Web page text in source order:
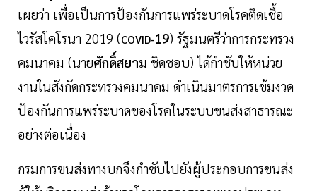
เผยว่า เพื่อเป็นการป้องกันการแพร่ระบาดโรคติดเชื้อ
ไวรัสโคโรนา 2019 (COVID-19) รัฐมนตรีว่าการกระทรวง
คมนาคม (นายศักดิ์สยาม ชิดชอบ) ได้กำชับให้หน่วย
งานในสังกัดกระทรวงคมนาคม ดำเนินมาตรการเข้มงวด
ป้องกันการแพร่ระบาดของโรคในระบบขนส่งสาธารณะ
อย่างต่อเนื่อง
กรมการขนส่งทางบกจึงกำชับไปยังผู้ประกอบการขนส่ง